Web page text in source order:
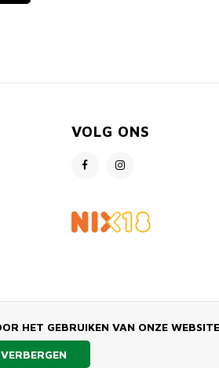
VOLG ONS
HET GEBRUIKEN VAN ONZE